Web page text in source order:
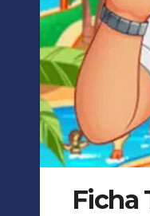
Ficha